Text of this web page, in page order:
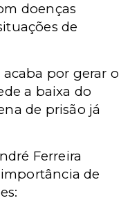
doenças
de
por gerar o
a baixa do
de prisão já
Ferreira
de